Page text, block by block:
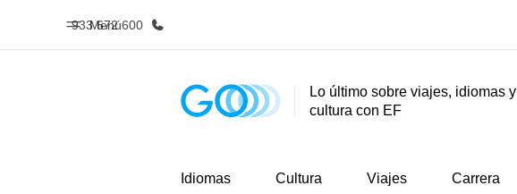
Menú
933 672 600
Inicio Programas
Lo último sobre viajes, idiomas y
cultura con EF
Idiomas Cultura Viajes Carrera